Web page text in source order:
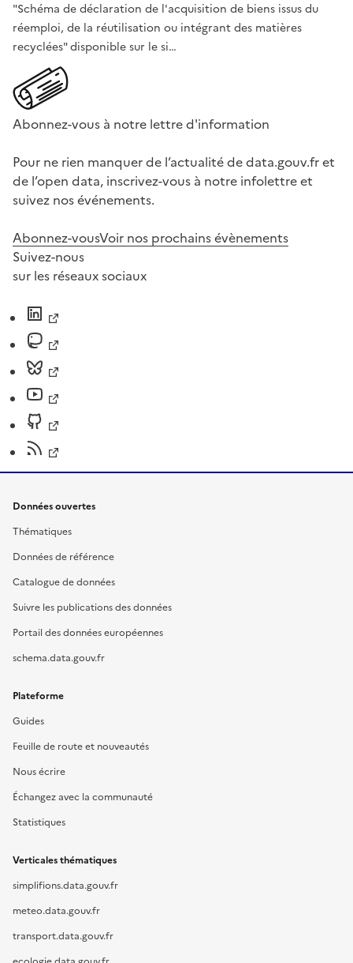
"Schéma de déclaration de l'acquisition de biens issus du
réemploi, de la réutilisation ou intégrant des matières
recyclées" disponible sur le si…
Abonnez-vous à notre lettre d'information
Pour ne rien manquer de l’actualité de data.gouv.fr et
de l’open data, inscrivez-vous à notre infolettre et
suivez nos événements.
Abonnez-vousVoir nos prochains évènements
Suivez-nous
sur les réseaux sociaux
Données ouvertes
Thématiques
Données de référence
Catalogue de données
Suivre les publications des données
Portail des données européennes
schema.data.gouv.fr
Plateforme
Guides
Feuille de route et nouveautés
Nous écrire
Échangez avec la communauté
Statistiques
Verticales thématiques
simplifions.data.gouv.fr
meteo.data.gouv.fr
transport.data.gouv.fr